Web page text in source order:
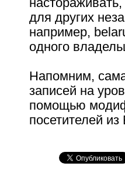
для других
например,
одного
Напомним,
записей на
помощью
посетителей